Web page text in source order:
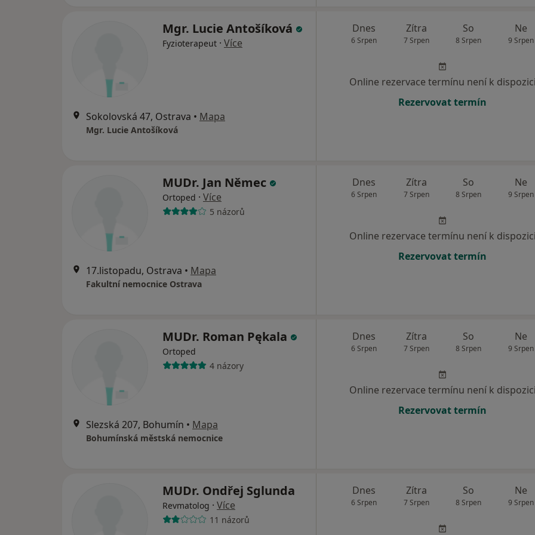
Mgr. Lucie Antošíková
Fyzioterapeut · Více
Sokolovská 47, Ostrava • Mapa
Mgr. Lucie Antošíková
Dnes
6 Srpen
Zítra
7 Srpen
So
8 Srpen
Ne
9 Srpen
Online rezervace termínu není k dispozici
Rezervovat termín
MUDr. Jan Němec
Ortoped · Více
5 názorů
17.listopadu, Ostrava • Mapa
Fakultní nemocnice Ostrava
Dnes
6 Srpen
Zítra
7 Srpen
So
8 Srpen
Ne
9 Srpen
Online rezervace termínu není k dispozici
Rezervovat termín
MUDr. Roman Pękala
Ortoped
4 názory
Slezská 207, Bohumín • Mapa
Bohumínská městská nemocnice
Dnes
6 Srpen
Zítra
7 Srpen
So
8 Srpen
Ne
9 Srpen
Online rezervace termínu není k dispozici
Rezervovat termín
MUDr. Ondřej Sglunda
Revmatolog · Více
11 názorů
Dnes
6 Srpen
Zítra
7 Srpen
So
8 Srpen
Ne
9 Srpen